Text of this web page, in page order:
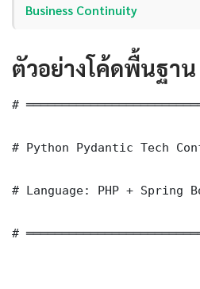
Business Continuity
ตัวอย่างโค้ดพื้นฐาน
#
# Python Pydantic Tech
# Language: PHP + Spring
#